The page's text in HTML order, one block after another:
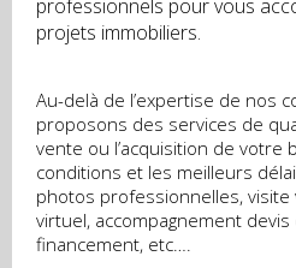
professionnels pour vous
projets immobiliers.
Au-delà de l’expertise de nos
proposons des services de
vente ou l’acquisition de votre
conditions et les meilleurs
photos professionnelles, visite
virtuel, accompagnement
financement, etc….